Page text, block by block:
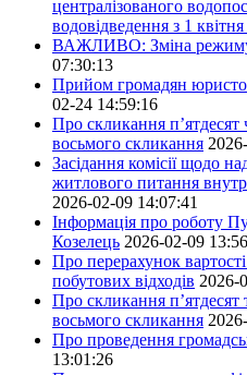
централізованого
водовідведення з 1
ВАЖЛИВО: Зміна режиму
07:30:13
Прийом громадян
02-24 14:59:16
Про скликання п’ятдесят
восьмого скликання
Засідання комісії щодо
житлового питання
2026-02-09 14:07:41
Інформація про роботу
Козелець 2026-02-09
Про перерахунок
побутових відходів 2026-
Про скликання п’ятдесят
восьмого скликання
Про проведення
13:01:26